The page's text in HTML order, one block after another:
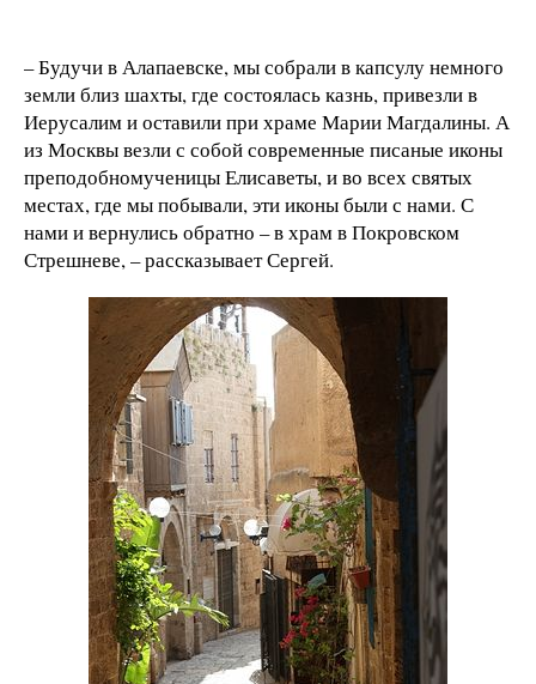
– Будучи в Алапаевске, мы собрали в капсулу немного
земли близ шахты, где состоялась казнь, привезли в
Иерусалим и оставили при храме Марии Магдалины. А
из Москвы везли с собой современные писаные иконы
преподобномученицы Елисаветы, и во всех святых
местах, где мы побывали, эти иконы были с нами. С
нами и вернулись обратно – в храм в Покровском
Стрешневе, – рассказывает Сергей.